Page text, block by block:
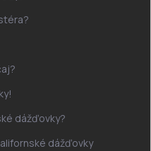
dážďovky?
dážďovky